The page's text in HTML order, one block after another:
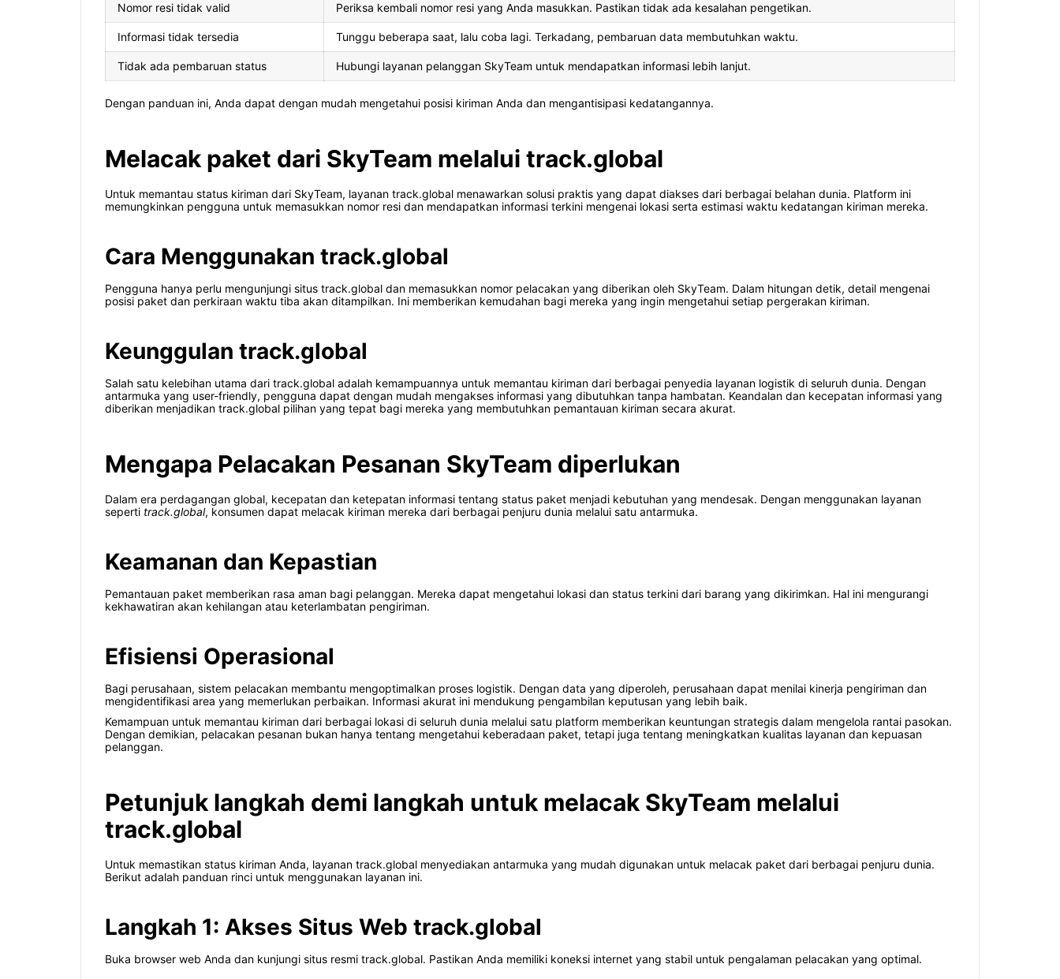
Nomor resi tidak valid Periksa kembali nomor resi yang Anda masukkan. Pastikan tidak ada kesalahan pengetikan.
Informasi tidak tersedia Tunggu beberapa saat, lalu coba lagi. Terkadang, pembaruan data membutuhkan waktu.
Tidak ada pembaruan status Hubungi layanan pelanggan SkyTeam untuk mendapatkan informasi lebih lanjut.
Dengan panduan ini, Anda dapat dengan mudah mengetahui posisi kiriman Anda dan mengantisipasi kedatangannya.
Melacak paket dari SkyTeam melalui track.global
Untuk memantau status kiriman dari SkyTeam, layanan track.global menawarkan solusi praktis yang dapat diakses dari berbagai belahan dunia. Platform ini
memungkinkan pengguna untuk memasukkan nomor resi dan mendapatkan informasi terkini mengenai lokasi serta estimasi waktu kedatangan kiriman mereka.
Cara Menggunakan track.global
Pengguna hanya perlu mengunjungi situs track.global dan memasukkan nomor pelacakan yang diberikan oleh SkyTeam. Dalam hitungan detik, detail mengenai
posisi paket dan perkiraan waktu tiba akan ditampilkan. Ini memberikan kemudahan bagi mereka yang ingin mengetahui setiap pergerakan kiriman.
Keunggulan track.global
Salah satu kelebihan utama dari track.global adalah kemampuannya untuk memantau kiriman dari berbagai penyedia layanan logistik di seluruh dunia. Dengan
antarmuka yang user-friendly, pengguna dapat dengan mudah mengakses informasi yang dibutuhkan tanpa hambatan. Keandalan dan kecepatan informasi yang
diberikan menjadikan track.global pilihan yang tepat bagi mereka yang membutuhkan pemantauan kiriman secara akurat.
Mengapa Pelacakan Pesanan SkyTeam diperlukan
Dalam era perdagangan global, kecepatan dan ketepatan informasi tentang status paket menjadi kebutuhan yang mendesak. Dengan menggunakan layanan
seperti track.global, konsumen dapat melacak kiriman mereka dari berbagai penjuru dunia melalui satu antarmuka.
Keamanan dan Kepastian
Pemantauan paket memberikan rasa aman bagi pelanggan. Mereka dapat mengetahui lokasi dan status terkini dari barang yang dikirimkan. Hal ini mengurangi
kekhawatiran akan kehilangan atau keterlambatan pengiriman.
Efisiensi Operasional
Bagi perusahaan, sistem pelacakan membantu mengoptimalkan proses logistik. Dengan data yang diperoleh, perusahaan dapat menilai kinerja pengiriman dan
mengidentifikasi area yang memerlukan perbaikan. Informasi akurat ini mendukung pengambilan keputusan yang lebih baik.
Kemampuan untuk memantau kiriman dari berbagai lokasi di seluruh dunia melalui satu platform memberikan keuntungan strategis dalam mengelola rantai pasokan.
Dengan demikian, pelacakan pesanan bukan hanya tentang mengetahui keberadaan paket, tetapi juga tentang meningkatkan kualitas layanan dan kepuasan
pelanggan.
Petunjuk langkah demi langkah untuk melacak SkyTeam melalui
track.global
Untuk memastikan status kiriman Anda, layanan track.global menyediakan antarmuka yang mudah digunakan untuk melacak paket dari berbagai penjuru dunia.
Berikut adalah panduan rinci untuk menggunakan layanan ini.
Langkah 1: Akses Situs Web track.global
Buka browser web Anda dan kunjungi situs resmi track.global. Pastikan Anda memiliki koneksi internet yang stabil untuk pengalaman pelacakan yang optimal.